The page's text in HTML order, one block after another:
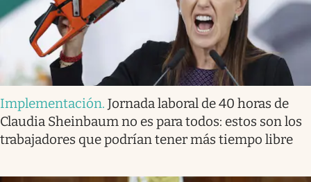
Implementación. Jornada laboral de 40 horas de
Claudia Sheinbaum no es para todos: estos son los
trabajadores que podrían tener más tiempo libre